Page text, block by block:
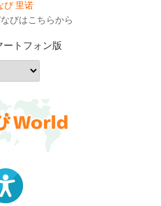
び 里诺
びはこちらから
ートフォン版